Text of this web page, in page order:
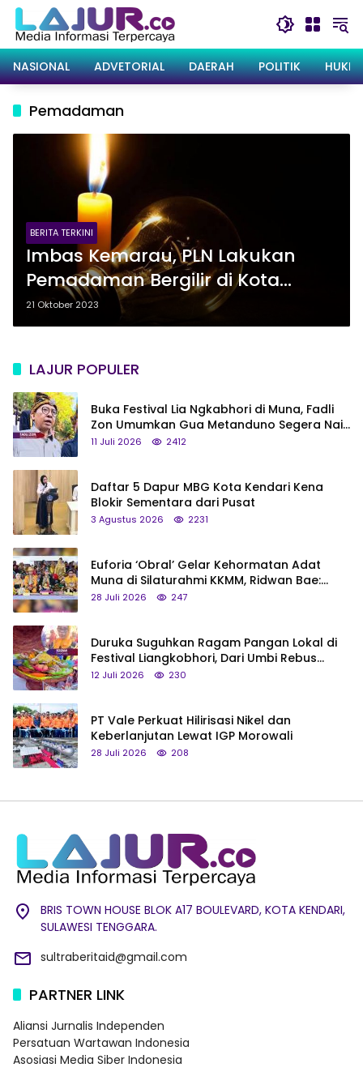
Langsung
konten
NASIONAL
ADVETORIAL DAERAH POLITIK
Pemadaman
BERITA TERKINI
Imbas Kemarau, PLN Lakukan
Pemadaman Bergilir di Kota
Kendari Hingga Kolaka
21 Oktober 2023
LAJUR POPULER
Buka Festival Lia Ngkabhori di Muna, Fadli
Zon Umumkan Gua Metanduno Segera Naik
Status Jadi Cagar Budaya Nasional
11 Juli 2026 2412
Daftar 5 Dapur MBG Kota Kendari Kena
Blokir Sementara dari Pusat
3 Agustus 2026 2231
Euforia ‘Obral’ Gelar Kehormatan Adat
Muna di Silaturahmi KKMM, Ridwan Bae:
Saya Bukan Tipe Begitu, Belum Pantas!
28 Juli 2026 247
Duruka Suguhkan Ragam Pangan Lokal di
Festival Liangkobhori, Dari Umbi Rebus
hingga Tumpeng Beras Muna
12 Juli 2026 230
PT Vale Perkuat Hilirisasi Nikel dan
Keberlanjutan Lewat IGP Morowali
28 Juli 2026 208
BRIS TOWN HOUSE BLOK A17 BOULEVARD, KOTA KENDARI,
SULAWESI TENGGARA.
sultraberitaid@gmail.com
PARTNER LINK
Aliansi Jurnalis Independen
Persatuan Wartawan Indonesia
Asosiasi Media Siber Indonesia